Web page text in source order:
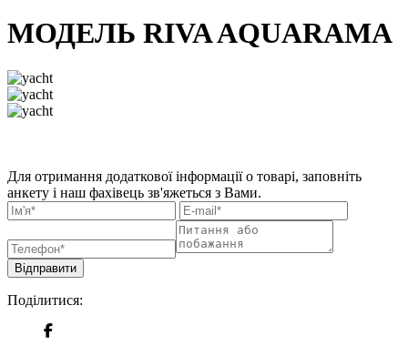
МОДЕЛЬ RIVA AQUARAMA
Для отримання додаткової інформації о товарі, заповніть
анкету і наш фахівець зв'яжеться з Вами.
Відправити
Поділитися: